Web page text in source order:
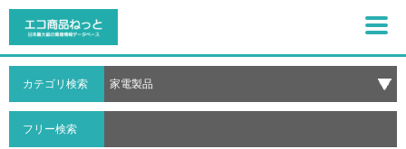
カテゴリ検索
フリー検索